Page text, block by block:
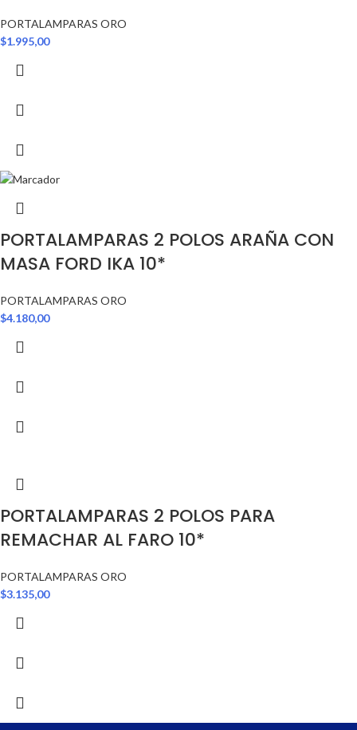
PORTALAMPARAS ORO
$1.995,00
PORTALAMPARAS 2 POLOS ARAÑA CON
MASA FORD IKA 10*
PORTALAMPARAS ORO
$4.180,00
PORTALAMPARAS 2 POLOS PARA
REMACHAR AL FARO 10*
PORTALAMPARAS ORO
$3.135,00